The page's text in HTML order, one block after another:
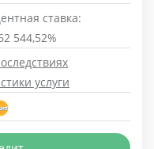
ставка:
544,52%
услуги